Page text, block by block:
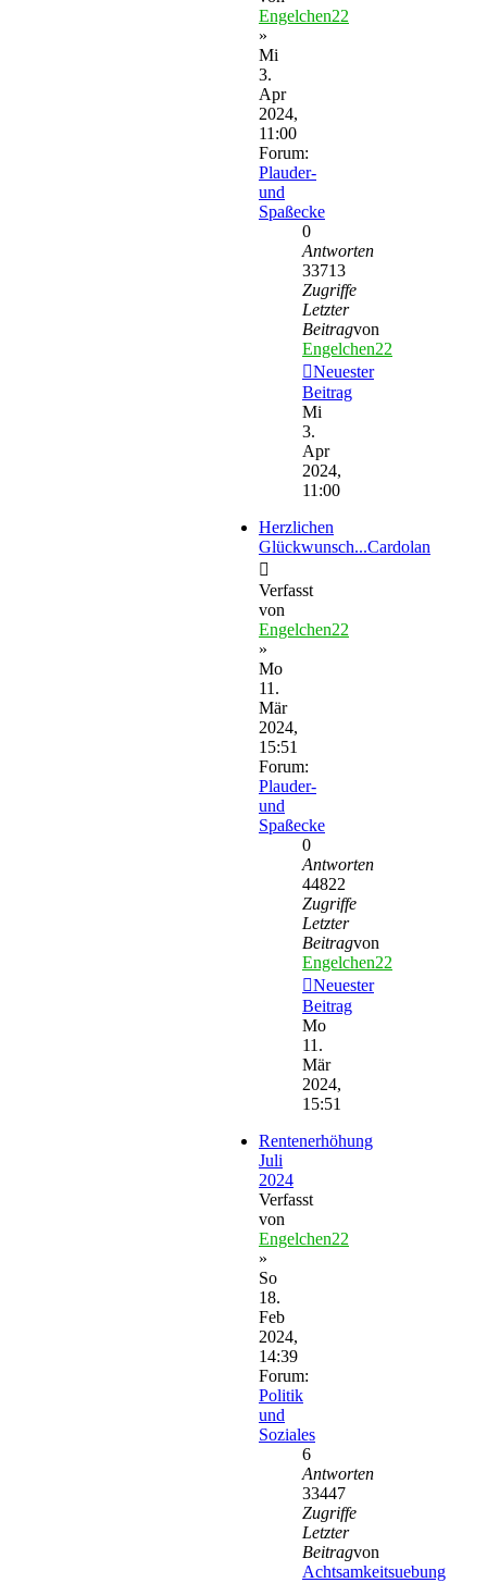
Engelchen22
»
Mi
3.
Apr
2024,
11:00
Forum:
Plauder-
und
Spaßecke
0
Antworten
33713
Zugriffe
Letzter
Beitragvon
Engelchen22
Neuester
Beitrag
Mi
3.
Apr
2024,
11:00
Herzlichen
Glückwunsch...Cardolan
Verfasst
von
Engelchen22
»
Mo
11.
Mär
2024,
15:51
Forum:
Plauder-
und
Spaßecke
0
Antworten
44822
Zugriffe
Letzter
Beitragvon
Engelchen22
Neuester
Beitrag
Mo
11.
Mär
2024,
15:51
Rentenerhöhung
Juli
2024
Verfasst
von
Engelchen22
»
So
18.
Feb
2024,
14:39
Forum:
Politik
und
Soziales
6
Antworten
33447
Zugriffe
Letzter
Beitragvon
Achtsamkeitsuebung